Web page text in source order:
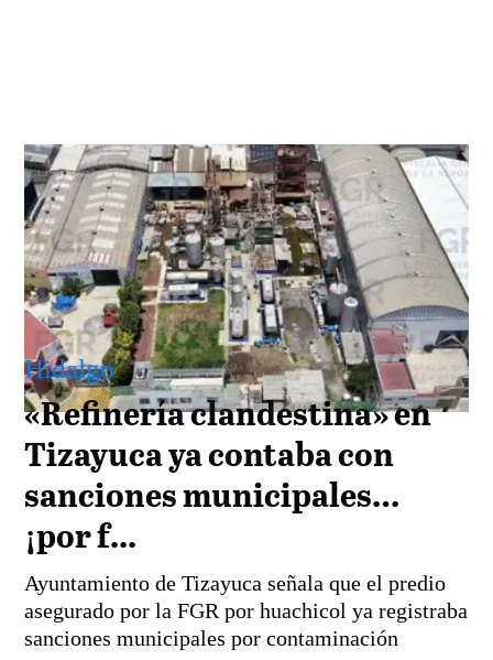
Hidalgo
«Refinería clandestina» en
Tizayuca ya contaba con
sanciones municipales…
¡por f...
Ayuntamiento de Tizayuca señala que el predio
asegurado por la FGR por huachicol ya registraba
sanciones municipales por contaminación